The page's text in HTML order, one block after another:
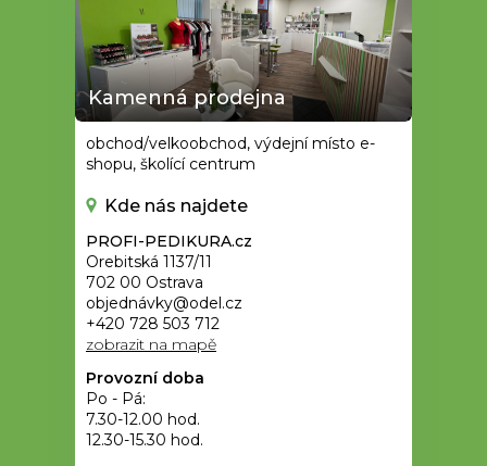
Kamenná prodejna
obchod/velkoobchod, výdejní místo e-
shopu, školící centrum
Kde nás najdete
PROFI-PEDIKURA.cz
Orebitská 1137/11
702 00 Ostrava
objednávky@odel.cz
+420 728 503 712
zobrazit na mapě
Provozní doba
Po - Pá:
7.30-12.00 hod.
12.30-15.30 hod.